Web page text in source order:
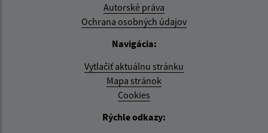
Autorské práva
Ochrana osobných údajov
Navigácia:
Vytlačiť aktuálnu stránku
Mapa stránok
Cookies
Rýchle odkazy: